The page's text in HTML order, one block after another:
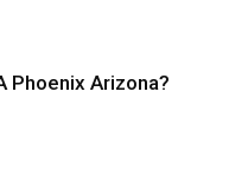
Phoenix Arizona?